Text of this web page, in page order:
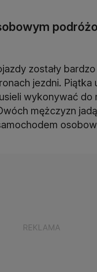
zostały
jezdni. Piątka
wykonywać do
mężczyzn